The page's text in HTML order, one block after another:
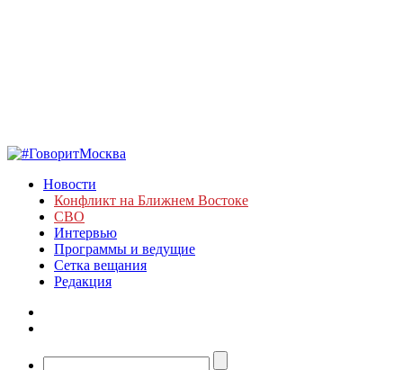
Новости
Конфликт на Ближнем Востоке
СВО
Интервью
Программы и ведущие
Сетка вещания
Редакция